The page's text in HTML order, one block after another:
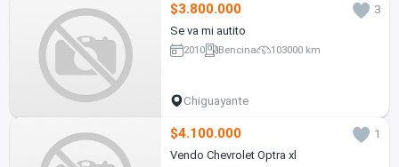
$3.800.000
3
Se va mi autito
2010 Bencina 103000 km
Chiguayante
$4.100.000
1
Vendo Chevrolet Optra xl